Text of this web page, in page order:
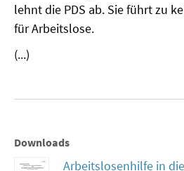
SOMMERSCHULE
SOMMERSCHULE 2022
lehnt die PDS ab. Sie führt zu
für Arbeitslose.
(...)
Downloads
Arbeitslosenhilfe in